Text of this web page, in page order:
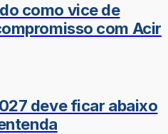
como vice de
com Acir
deve ficar abaixo